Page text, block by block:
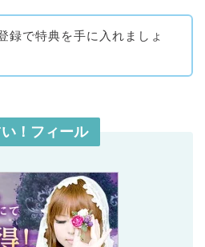
録で特典を手に入れましょ
！フィール